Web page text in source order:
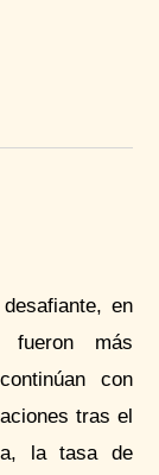
en
fueron más
con
tras el
la tasa de